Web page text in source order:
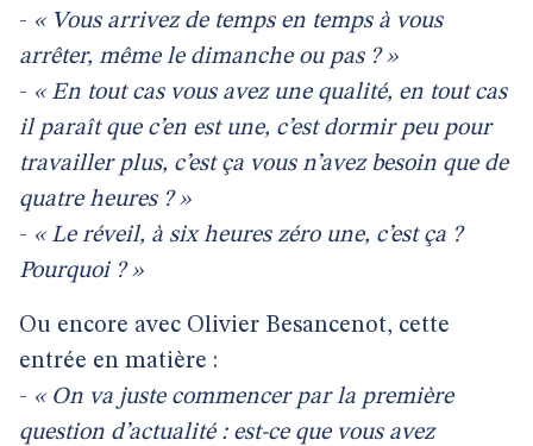
- « Vous arrivez de temps en temps à vous
arrêter, même le dimanche ou pas ? »
- « En tout cas vous avez une qualité, en tout cas
il paraît que c’en est une, c’est dormir peu pour
travailler plus, c’est ça vous n’avez besoin que de
quatre heures ? »
- « Le réveil, à six heures zéro une, c’est ça ?
Pourquoi ? »
Ou encore avec Olivier Besancenot, cette
entrée en matière :
- « On va juste commencer par la première
question d’actualité : est-ce que vous avez